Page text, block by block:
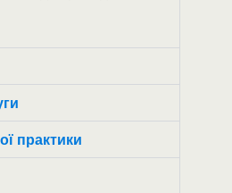
практики